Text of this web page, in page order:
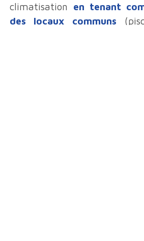
climatisation en tenant
des locaux communs